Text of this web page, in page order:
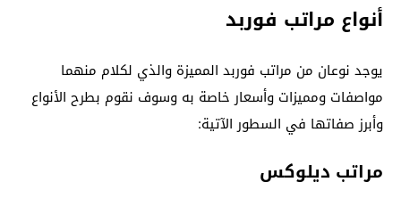
أنواع مراتب فوربد
يوجد نوعان من مراتب فوربد المميزة والذي لكلام منهما
مواصفات ومميزات وأسعار خاصة به وسوف نقوم بطرح الأنواع
وأبرز صفاتها في السطور الآتية:
مراتب ديلوكس